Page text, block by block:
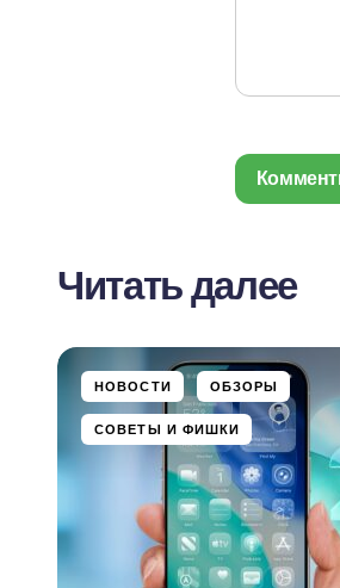
Ваш
Name *
Читать далее
НОВОСТИ ОБЗОРЫ
СОВЕТЫ И ФИШКИ